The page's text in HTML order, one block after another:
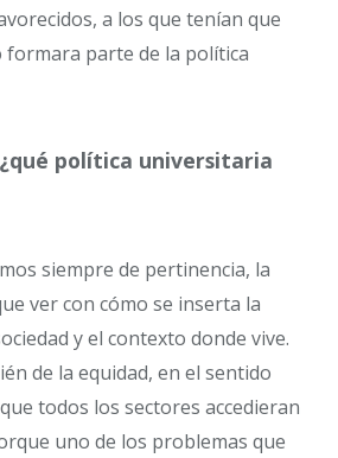
a los que tenían que
formara parte de la política
política universitaria
siempre de pertinencia, la
ver con cómo se inserta la
y el contexto donde vive.
de la equidad, en el sentido
todos los sectores accedieran
uno de los problemas que